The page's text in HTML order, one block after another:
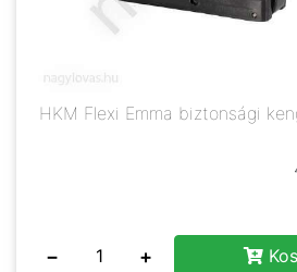
HKM Flexi Emma biztonsági
− +